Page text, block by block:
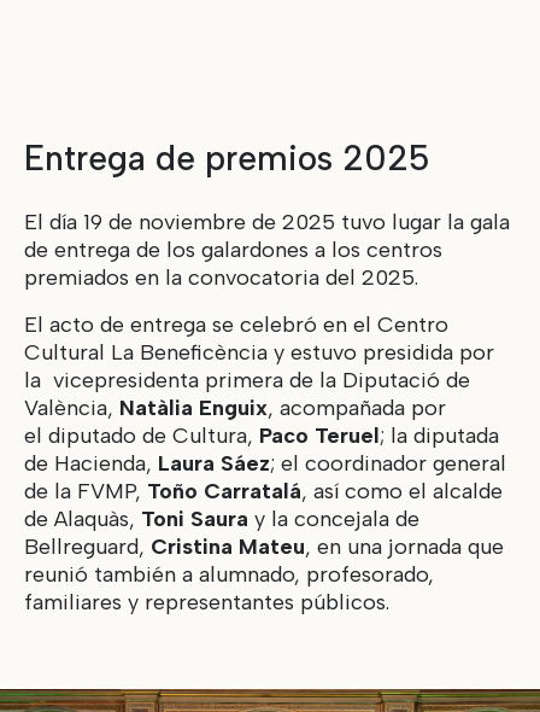
Entrega de premios 2025
El día 19 de noviembre de 2025 tuvo lugar la gala
de entrega de los galardones a los centros
premiados en la convocatoria del 2025.
El acto de entrega se celebró en el Centro
Cultural La Beneficència y estuvo presidida por
la vicepresidenta primera de la Diputació de
València, Natàlia Enguix, acompañada por
el diputado de Cultura, Paco Teruel; la diputada
de Hacienda, Laura Sáez; el coordinador general
de la FVMP, Toño Carratalá, así como el alcalde
de Alaquàs, Toni Saura y la concejala de
Bellreguard, Cristina Mateu, en una jornada que
reunió también a alumnado, profesorado,
familiares y representantes públicos.